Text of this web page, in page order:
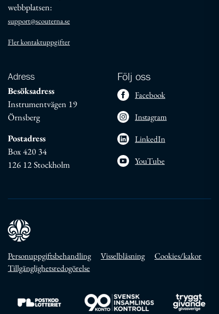
webbplatsen:
support@scouterna.se
Fler kontaktuppgifter
Adress
Besöksadress
Instrumentvägen 19
Örnsberg
Postadress
Box 420 34
126 12 Stockholm
Följ oss
Facebook
Instagram
LinkedIn
YouTube
Personuppgiftsbehandling Visselblåsning
Cookies/kakor
Tillgänglighetsredogörelse
Till https://www.postkodlotteriet.se/Till https://www.insamlingskontroll.se/
Till https://